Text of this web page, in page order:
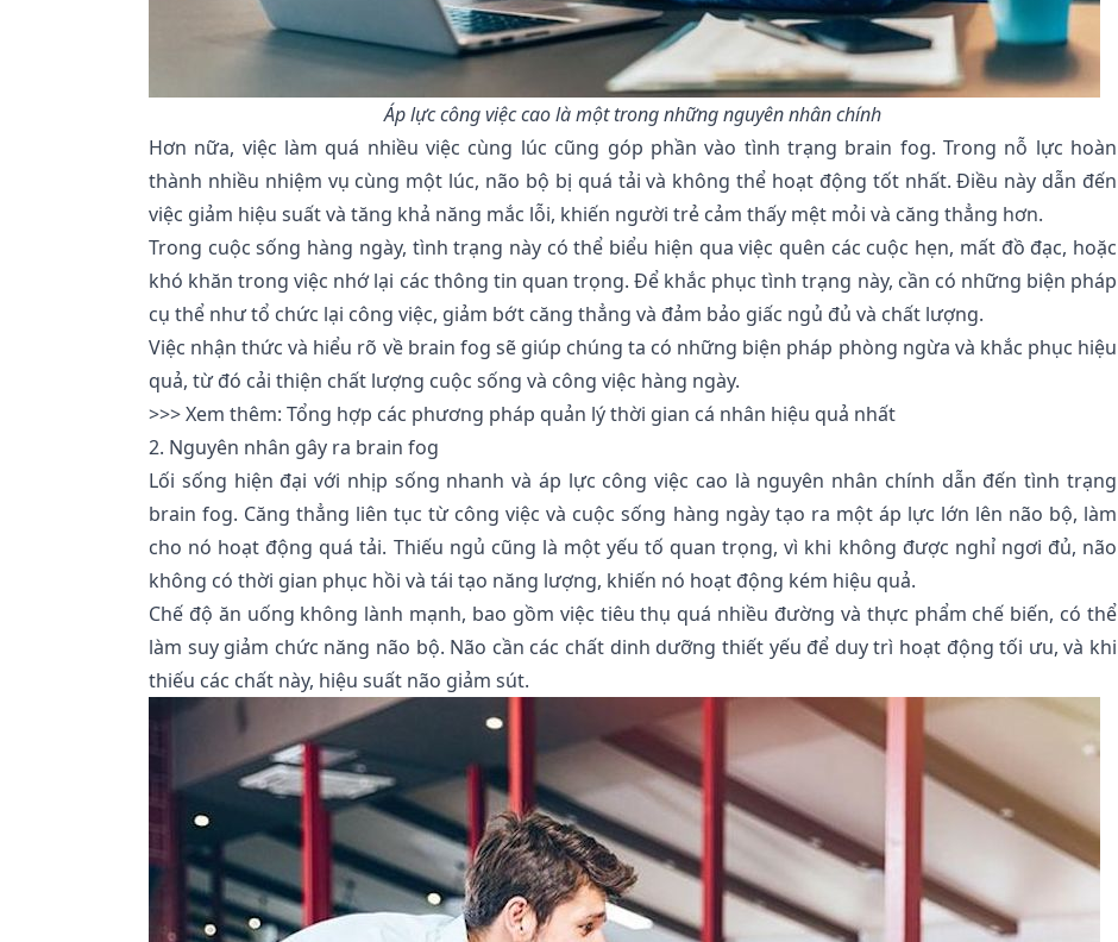
Áp lực công việc cao là một trong những nguyên nhân chính
Hơn nữa, việc làm quá nhiều việc cùng lúc cũng góp phần vào tình trạng brain fog. Trong nỗ lực hoàn
thành nhiều nhiệm vụ cùng một lúc, não bộ bị quá tải và không thể hoạt động tốt nhất. Điều này dẫn đến
việc giảm hiệu suất và tăng khả năng mắc lỗi, khiến người trẻ cảm thấy mệt mỏi và căng thẳng hơn.
Trong cuộc sống hàng ngày, tình trạng này có thể biểu hiện qua việc quên các cuộc hẹn, mất đồ đạc, hoặc
khó khăn trong việc nhớ lại các thông tin quan trọng. Để khắc phục tình trạng này, cần có những biện pháp
cụ thể như tổ chức lại công việc, giảm bớt căng thẳng và đảm bảo giấc ngủ đủ và chất lượng.
Việc nhận thức và hiểu rõ về brain fog sẽ giúp chúng ta có những biện pháp phòng ngừa và khắc phục hiệu
quả, từ đó cải thiện chất lượng cuộc sống và công việc hàng ngày.
>>> Xem thêm: Tổng hợp các phương pháp quản lý thời gian cá nhân hiệu quả nhất
2. Nguyên nhân gây ra brain fog
Lối sống hiện đại với nhịp sống nhanh và áp lực công việc cao là nguyên nhân chính dẫn đến tình trạng
brain fog. Căng thẳng liên tục từ công việc và cuộc sống hàng ngày tạo ra một áp lực lớn lên não bộ, làm
cho nó hoạt động quá tải. Thiếu ngủ cũng là một yếu tố quan trọng, vì khi không được nghỉ ngơi đủ, não
không có thời gian phục hồi và tái tạo năng lượng, khiến nó hoạt động kém hiệu quả.
Chế độ ăn uống không lành mạnh, bao gồm việc tiêu thụ quá nhiều đường và thực phẩm chế biến, có thể
làm suy giảm chức năng não bộ. Não cần các chất dinh dưỡng thiết yếu để duy trì hoạt động tối ưu, và khi
thiếu các chất này, hiệu suất não giảm sút.